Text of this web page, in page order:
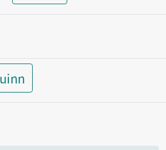
uinn